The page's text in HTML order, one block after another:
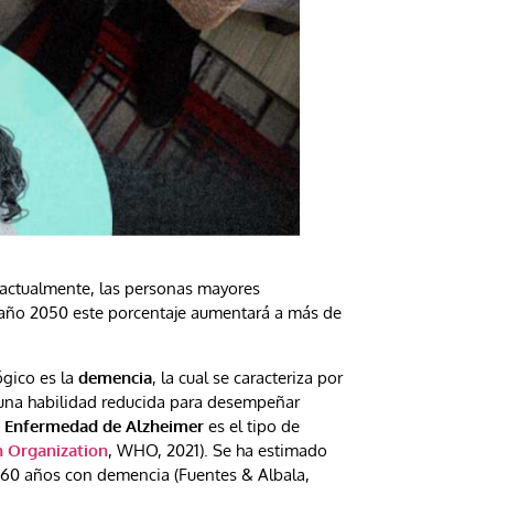
las personas mayores
2050 este porcentaje aumentará a más de
es la demencia, la cual se caracteriza por
habilidad reducida para desempeñar
Enfermedad de Alzheimer es el tipo de
Organization, WHO, 2021). Se ha estimado
años con demencia (Fuentes & Albala,